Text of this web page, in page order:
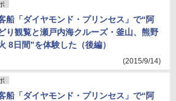
船「ダイヤモンド・プリンセス」で“阿
り観覧と瀬戸内海クルーズ・釜山、熊野
8日間”を体験した（後編）
(2015/9/14)
船「ダイヤモンド・プリンセス」で“阿